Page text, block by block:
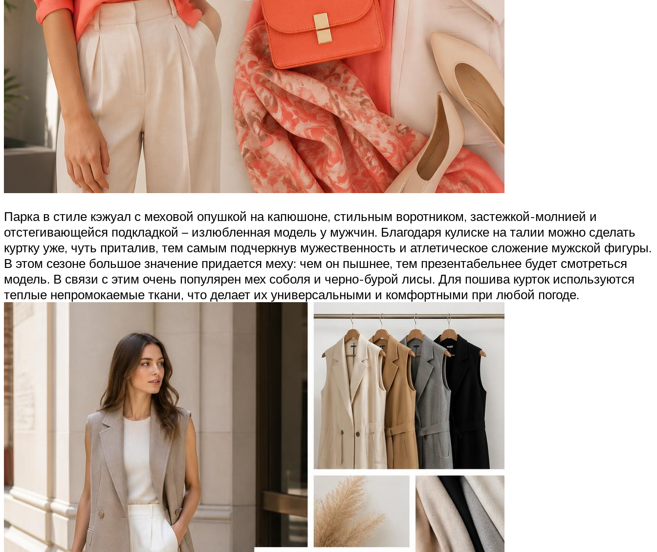
Парка в стиле кэжуал с меховой опушкой на капюшоне, стильным воротником, застежкой-молнией и
отстегивающейся подкладкой – излюбленная модель у мужчин. Благодаря кулиске на талии можно сделать
куртку уже, чуть приталив, тем самым подчеркнув мужественность и атлетическое сложение мужской фигуры.
В этом сезоне большое значение придается меху: чем он пышнее, тем презентабельнее будет смотреться
модель. В связи с этим очень популярен мех соболя и черно-бурой лисы. Для пошива курток используются
теплые непромокаемые ткани, что делает их универсальными и комфортными при любой погоде.